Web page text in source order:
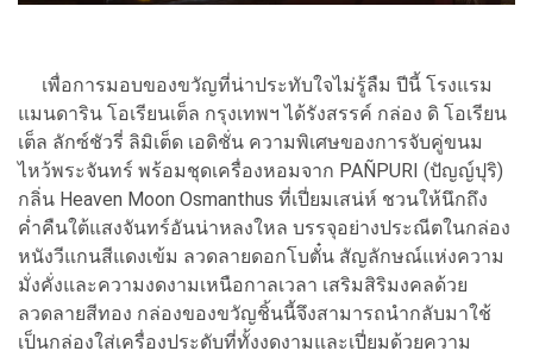
เพื่อการมอบของขวัญที่น่าประทับใจไม่รู้ลืม ปีนี้ โรงแรม
แมนดาริน โอเรียนเต็ล กรุงเทพฯ ได้รังสรรค์ กล่อง ดิ โอเรียน
เต็ล ลักซ์ชัวรี่ ลิมิเต็ด เอดิชั่น ความพิเศษของการจับคู่ขนม
ไหว้พระจันทร์ พร้อมชุดเครื่องหอมจาก PAÑPURI (ปัญญ์ปุริ)
กลิ่น Heaven Moon Osmanthus ที่เปี่ยมเสน่ห์ ชวนให้นึกถึง
ค่ำคืนใต้แสงจันทร์อันน่าหลงใหล บรรจุอย่างประณีตในกล่อง
หนังวีแกนสีแดงเข้ม ลวดลายดอกโบตั๋น สัญลักษณ์แห่งความ
มั่งคั่งและความงดงามเหนือกาลเวลา เสริมสิริมงคลด้วย
ลวดลายสีทอง กล่องของขวัญชิ้นนี้จึงสามารถนำกลับมาใช้
เป็นกล่องใส่เครื่องประดับที่ทั้งงดงามและเปี่ยมด้วยความ